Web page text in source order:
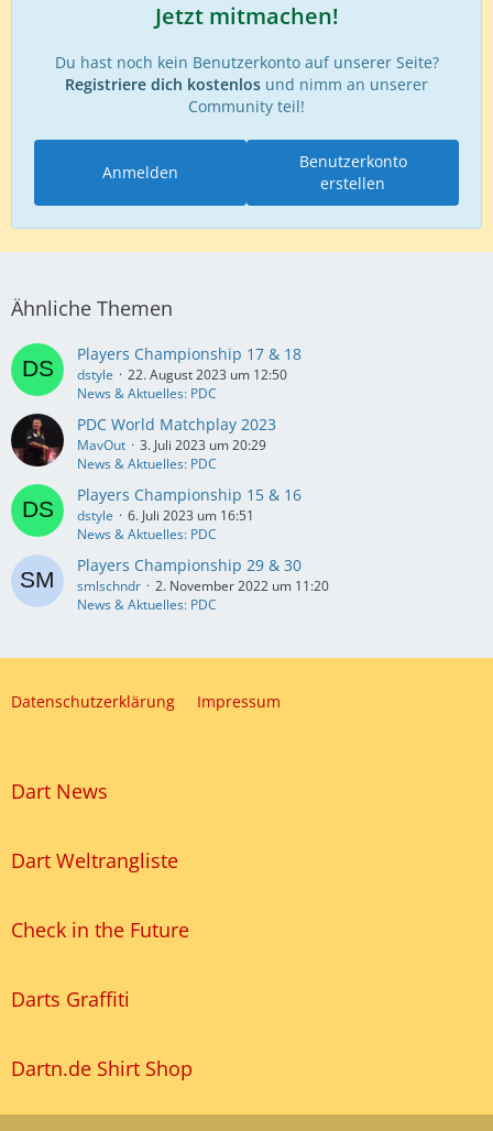
Jetzt mitmachen!
Du hast noch kein Benutzerkonto auf unserer Seite?
Registriere dich kostenlos und nimm an unserer
Community teil!
Benutzerkonto
erstellen
Anmelden
Ähnliche Themen
Players Championship 17 & 18
dstyle
22. August 2023 um 12:50
News & Aktuelles: PDC
PDC World Matchplay 2023
MavOut
3. Juli 2023 um 20:29
News & Aktuelles: PDC
Players Championship 15 & 16
dstyle
6. Juli 2023 um 16:51
News & Aktuelles: PDC
Players Championship 29 & 30
smlschndr
2. November 2022 um 11:20
News & Aktuelles: PDC
Datenschutzerklärung Impressum
Dart News
Dart Weltrangliste
Check in the Future
Darts Graffiti
Dartn.de Shirt Shop